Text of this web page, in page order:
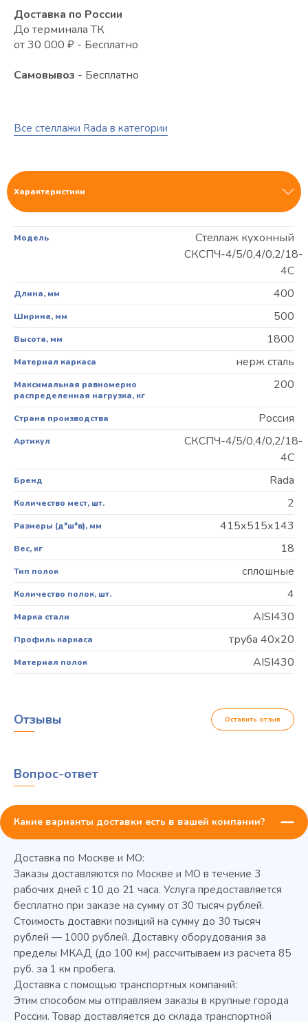
Все стеллажи Rada в категории
Доставка по России
До терминала ТК
от 30 000 ₽ - Бесплатно
Самовывоз - Бесплатно
Характеристики
Модель
Стеллаж кухонный
СКСПЧ-4/5/0,4/0,2/18-
4С
Длина, мм 400
Ширина, мм 500
Высота, мм 1800
Материал каркаса нерж сталь
Максимальная равномерно
распределенная нагрузка, кг
200
Страна производства Россия
Артикул
СКСПЧ-4/5/0,4/0,2/18-
4С
Бренд Rada
Количество мест, шт. 2
Размеры (д*ш*в), мм 415х515х143
Вес, кг 18
Тип полок сплошные
Количество полок, шт. 4
Марка стали AISI430
Профиль каркаса труба 40х20
Материал полок AISI430
Колода разрубочная КР-5/5
Отзывы Оставить отзыв
Вопрос-ответ
Какие варианты доставки есть в вашей компании?
Доставка по Москве и МО:
Заказы доставляются по Москве и МО в течение 3
рабочих дней с 10 до 21 часа. Услуга предоставляется
бесплатно при заказе на сумму от 30 тысяч рублей.
Стоимость доставки позиций на сумму до 30 тысяч
рублей — 1000 рублей. Доставку оборудования за
пределы МКАД (до 100 км) рассчитываем из расчета 85
руб. за 1 км пробега.
Доставка с помощью транспортных компаний:
Этим способом мы отправляем заказы в крупные города
России. Товар доставляется до склада транспортной